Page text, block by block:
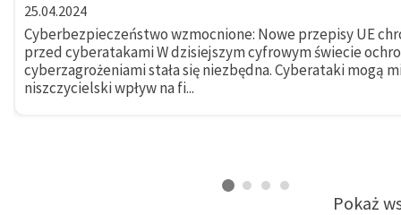
25.04.2024
Cyberbezpieczeństwo wzmocnione: Nowe przepisy UE
przed cyberatakami W dzisiejszym cyfrowym świecie
cyberzagrożeniami stała się niezbędna. Cyberataki mogą
niszczycielski wpływ na fi...
Pokaż